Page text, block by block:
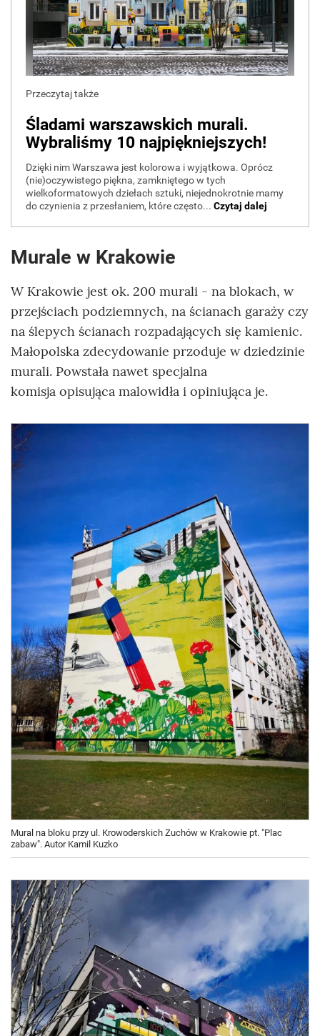
Murale w Krakowie
W Krakowie jest ok. 200 murali - na blokach, w
przejściach podziemnych, na ścianach garaży czy
na ślepych ścianach rozpadających się kamienic.
Małopolska zdecydowanie przoduje w dziedzinie
murali. Powstała nawet specjalna
komisja opisująca malowidła i opiniująca je.
Mural na bloku przy ul. Krowoderskich Zuchów w Krakowie pt. "Plac
zabaw". Autor Kamil Kuzko